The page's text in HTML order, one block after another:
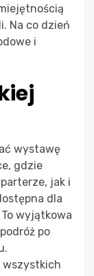
Na co dzień
i
wystawę
gdzie
jak i
dla
wyjątkowa
po
wszystkich